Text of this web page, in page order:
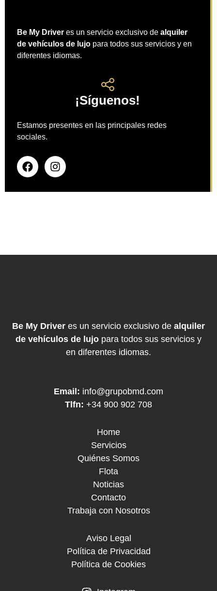
Be My Driver es un servicio exclusivo de alquiler
de vehículos de lujo para todos sus servicios y en
diferentes idiomas.
¡Síguenos!
Estamos presentes en las principales redes
sociales.
Be My Driver es un servicio exclusivo de alquiler
de vehículos de lujo para todos sus servicios y
en diferentes idiomas.
Email: info@grupobmd.com
Tlfn: +34 900 902 708
Home
Servicios
Quiénes Somos
Flota
Noticias
Contacto
Trabaja con Nosotros
Aviso Legal
Política de Privacidad
Política de Cookies